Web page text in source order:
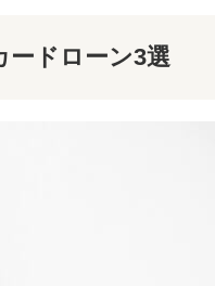
ードローン3選